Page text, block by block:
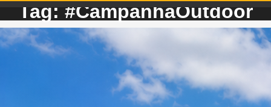
Tag: #CampanhaOutdoor